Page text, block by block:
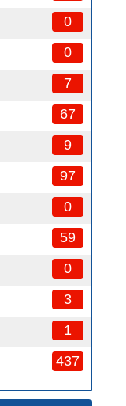
0
0
7
67
9
97
0
59
0
3
1
437